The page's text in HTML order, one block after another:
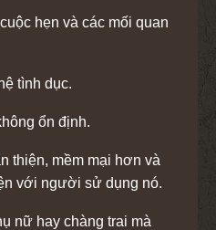
hẹn và các mối quan
tình dục.
ổn định.
thiện, mềm mại hơn và
với người sử dụng nó.
nữ hay chàng trai mà